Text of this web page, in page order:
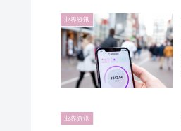
业界资讯
业界资讯